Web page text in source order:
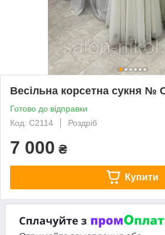
Весільна корсетна сукня №
Готово до відправки
Код: C2114
Роздріб
7 000 ₴
Купити